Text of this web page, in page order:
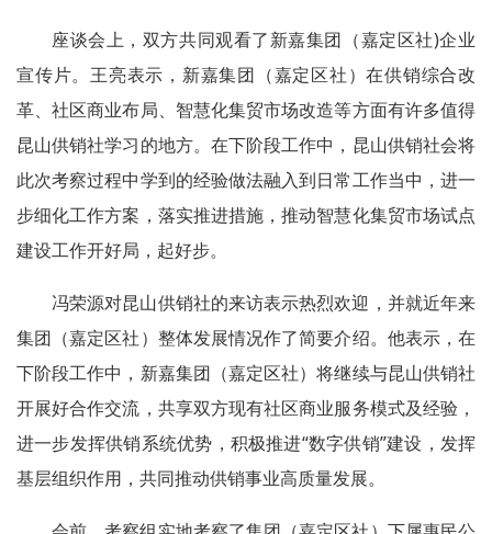
座谈会上，双方共同观看了新嘉集团（嘉定区社)企业
宣传片。王亮表示，新嘉集团（嘉定区社）在供销综合改
革、社区商业布局、智慧化集贸市场改造等方面有许多值得
昆山供销社学习的地方。在下阶段工作中，昆山供销社会将
此次考察过程中学到的经验做法融入到日常工作当中，进一
步细化工作方案，落实推进措施，推动智慧化集贸市场试点
建设工作开好局，起好步。
冯荣源对昆山供销社的来访表示热烈欢迎，并就近年来
集团（嘉定区社）整体发展情况作了简要介绍。他表示，在
下阶段工作中，新嘉集团（嘉定区社）将继续与昆山供销社
开展好合作交流，共享双方现有社区商业服务模式及经验，
进一步发挥供销系统优势，积极推进“数字供销”建设，发挥
基层组织作用，共同推动供销事业高质量发展。